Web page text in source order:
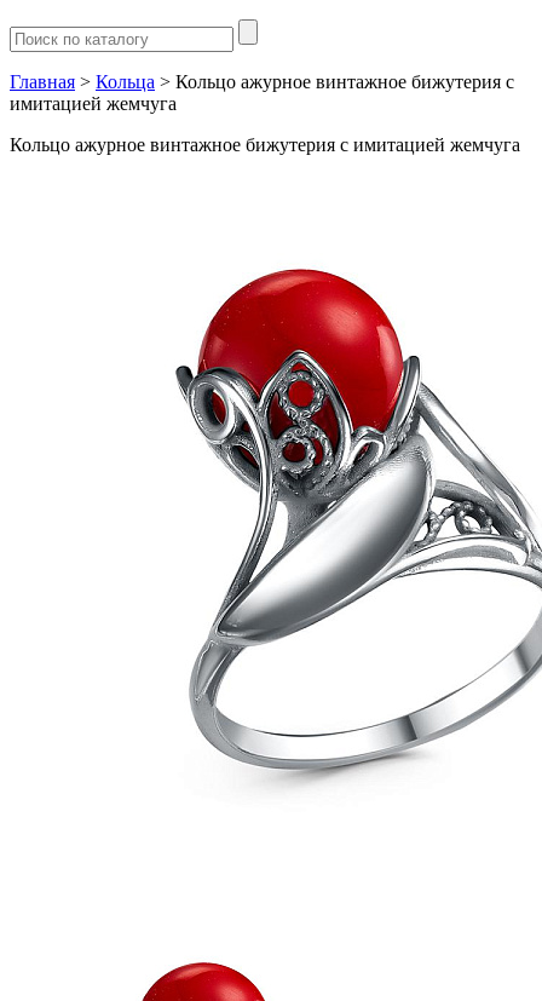
Главная > Кольца > Кольцо ажурное винтажное бижутерия с
имитацией жемчуга
Кольцо ажурное винтажное бижутерия с имитацией жемчуга